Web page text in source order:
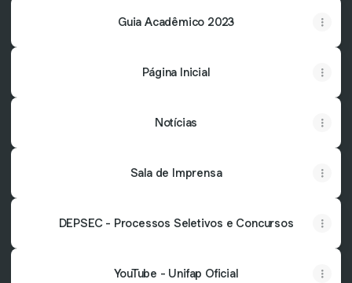
Guia Acadêmico 2023
Página Inicial
Notícias
Sala de Imprensa
DEPSEC - Processos Seletivos e Concursos
YouTube - Unifap Oficial